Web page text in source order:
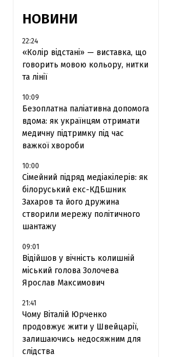
НОВИНИ
22:24
«Колір відстані» — виставка, що
говорить мовою кольору, нитки
та лінії
10:09
Безоплатна паліативна допомога
вдома: як українцям отримати
медичну підтримку під час
важкої хвороби
10:00
Сімейний підряд медіакілерів: як
білоруський екс-КДБшник
Захаров та його дружина
створили мережу політичного
шантажу
09:01
Відійшов у вічність колишній
міський голова Золочева
Ярослав Максимович
21:41
Чому Віталій Юрченко
продовжує жити у Швейцарії,
залишаючись недосяжним для
слідства